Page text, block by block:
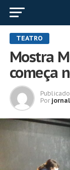
TEATRO
Mostra
começa
Publicado
Por